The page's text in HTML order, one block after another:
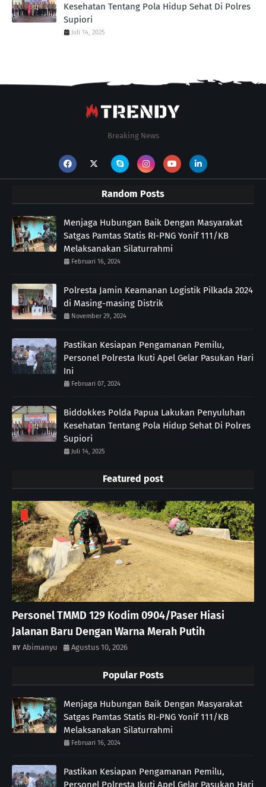
Kesehatan Tentang Pola Hidup Sehat Di Polres
Supiori
Juli 14, 2025
Breaking News
Random Posts
Menjaga Hubungan Baik Dengan Masyarakat
Satgas Pamtas Statis RI-PNG Yonif 111/KB
Melaksanakan Silaturrahmi
Februari 16, 2024
Polresta Jamin Keamanan Logistik Pilkada 2024
di Masing-masing Distrik
November 29, 2024
Pastikan Kesiapan Pengamanan Pemilu,
Personel Polresta Ikuti Apel Gelar Pasukan Hari
Ini
Februari 07, 2024
Biddokkes Polda Papua Lakukan Penyuluhan
Kesehatan Tentang Pola Hidup Sehat Di Polres
Supiori
Juli 14, 2025
Featured post
Personel TMMD 129 Kodim 0904/Paser Hiasi
Jalanan Baru Dengan Warna Merah Putih
Abimanyu Agustus 10, 2026
Popular Posts
Menjaga Hubungan Baik Dengan Masyarakat
Satgas Pamtas Statis RI-PNG Yonif 111/KB
Melaksanakan Silaturrahmi
Februari 16, 2024
Pastikan Kesiapan Pengamanan Pemilu,
Personel Polresta Ikuti Apel Gelar Pasukan Hari